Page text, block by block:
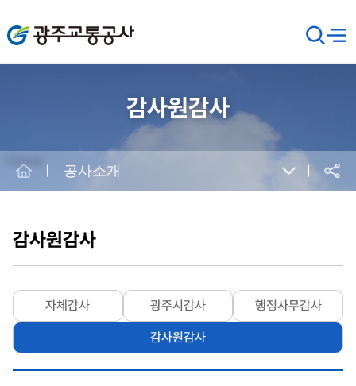
광주교통공사
검
색
창
메뉴
감사원감사
공유
공사소개
감사원감사
자체감사 광주시감사 행정사무감사
감사원감사